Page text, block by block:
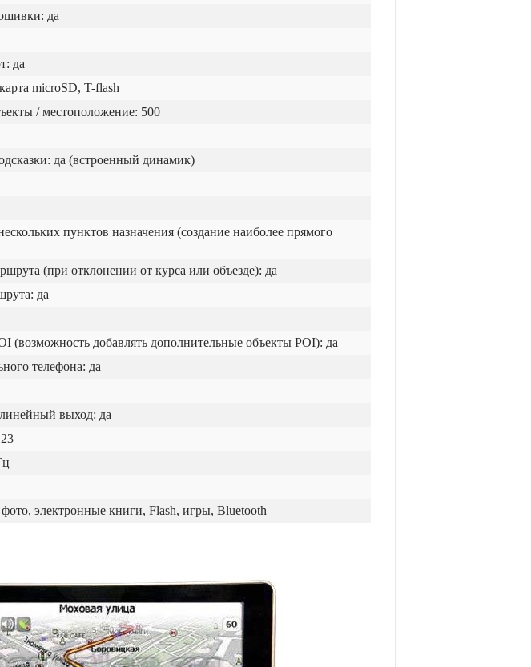
да
да
microSD, T-flash
/ местоположение: 500
да (встроенный динамик)
пунктов назначения (создание наиболее прямого
(при отклонении от курса или объезде): да
да
(возможность добавлять дополнительные объекты POI): да
телефона: да
выход: да
электронные книги, Flash, игры, Bluetooth